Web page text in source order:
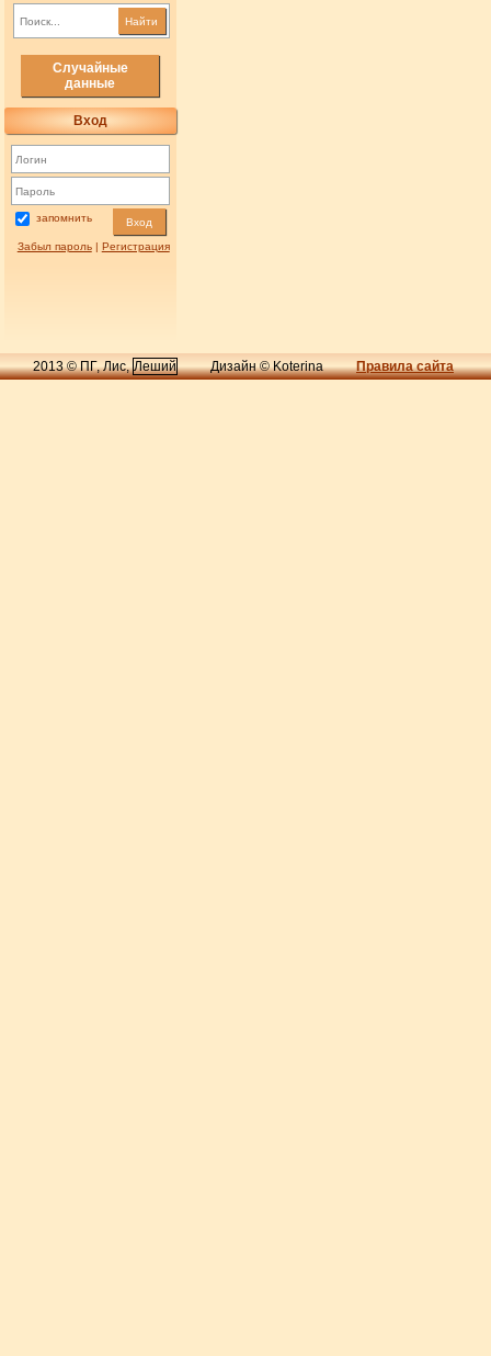
Найти
Случайные
данные
Вход
запомнить Вход
Забыл пароль| Регистрация
2013 © ПГ, Лис,Леший Дизайн © Koterina Правила сайта